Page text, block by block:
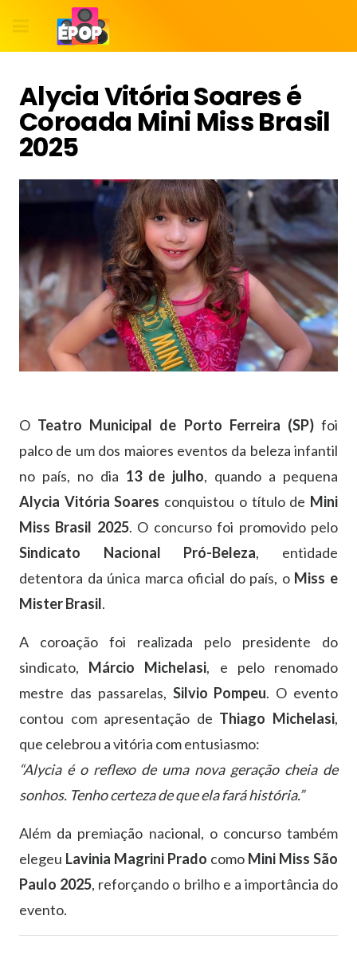
Alycia Vitória Soares é
Coroada Mini Miss Brasil
2025
O Teatro Municipal de Porto Ferreira (SP)foi
palco de um dos maiores eventos da beleza infantil
no país, no dia 13 de julho, quando a pequena
Alycia Vitória Soares conquistou o título de Mini
Miss Brasil 2025. O concurso foi promovido pelo
Sindicato Nacional Pró-Beleza, entidade
detentora da única marca oficial do país, o Miss e
Mister Brasil.
A coroação foi realizada pelo presidente do
sindicato, Márcio Michelasi, e pelo renomado
mestre das passarelas, Silvio Pompeu. O evento
contou com apresentação de Thiago Michelasi,
que celebrou a vitória com entusiasmo:
“Alycia é o reflexo de uma nova geração cheia de
sonhos. Tenho certeza de que ela fará história.”
Além da premiação nacional, o concurso também
elegeu Lavinia Magrini Prado como Mini Miss São
Paulo 2025, reforçando o brilho e a importância do
evento.